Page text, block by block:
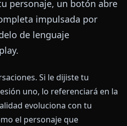
personaje, un botón abre
impulsada por
de lenguaje
Si le dijiste tu
uno, lo referenciará en la
evoluciona con tu
el personaje que